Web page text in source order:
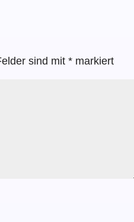
sind mit* markiert